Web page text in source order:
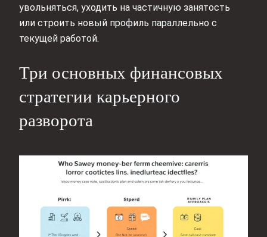
увольняться, уходить на частичную занятость
или строить новый профиль параллельно с
текущей работой.
Три основных финансовых
стратегии карьерного
разворота